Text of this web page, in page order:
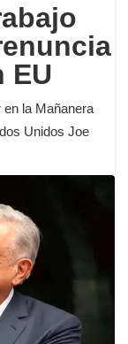
EU
la Mañanera
Unidos Joe